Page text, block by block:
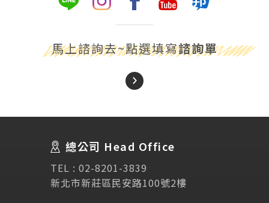
About Us 關於我們
講座活動
Testimonial 學生推薦
馬上諮詢去~點選填寫諮詢單
總公司 Head Office
TEL : 02-8201-3839
新北市新莊區民安路100號2樓